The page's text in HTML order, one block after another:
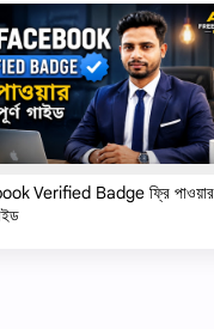
Verified Badge ফ্রি পাওয়ার